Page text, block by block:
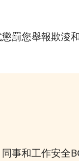
罰您舉報欺淩
事和工作安全